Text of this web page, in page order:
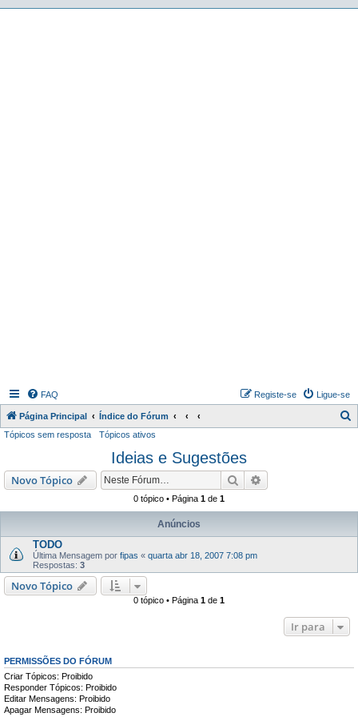
FAQ Ligue-se
Registe-se
Página Principal Índice do Fórum
i
Tópicos sem resposta Tópicos ativos
Ideias e Sugestões
Novo Tópico Pesquisar
0 tópico • Página 1 de 1
Anúncios
TODO
Última Mensagem por fipas « quarta abr 18, 2007 7:08 pm
Respostas: 3
Novo Tópico
0 tópico • Página 1 de 1
Ir para
PERMISSÕES DO FÓRUM
Criar Tópicos: Proibido
Responder Tópicos: Proibido
Editar Mensagens: Proibido
Apagar Mensagens: Proibido